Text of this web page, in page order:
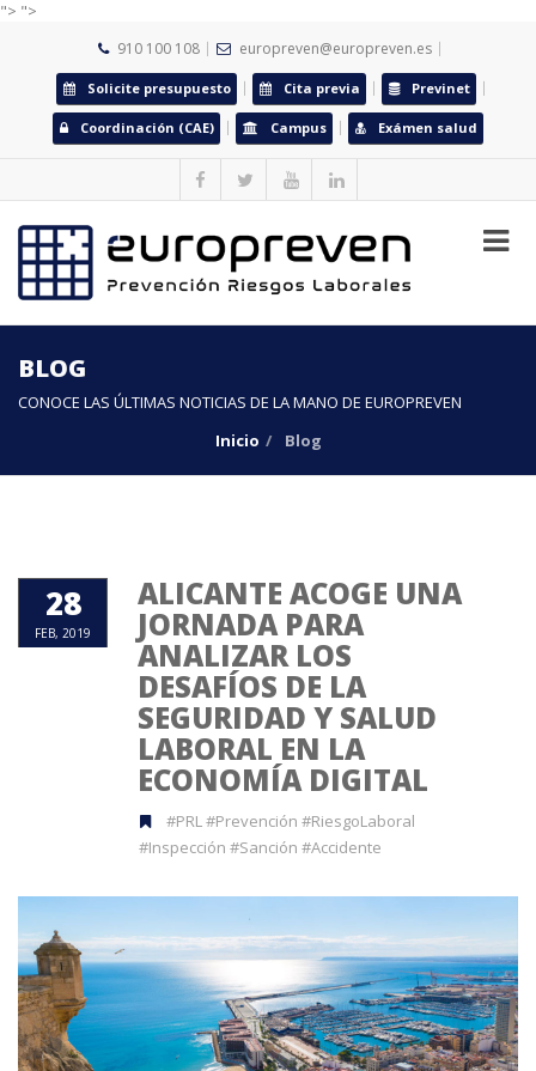
"> ">
910 100 108 europreven@europreven.es
Solicite presupuesto Cita previa Previnet
Coordinación (CAE) Campus Exámen salud
BLOG
CONOCE LAS ÚLTIMAS NOTICIAS DE LA MANO DE EUROPREVEN
Inicio
Blog
28
FEB, 2019
ALICANTE ACOGE UNA
JORNADA PARA
ANALIZAR LOS
DESAFÍOS DE LA
SEGURIDAD Y SALUD
LABORAL EN LA
ECONOMÍA DIGITAL
#PRL #Prevención #RiesgoLaboral
#Inspección #Sanción #Accidente